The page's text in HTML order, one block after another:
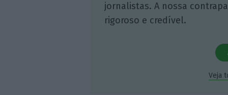
jornalistas. A nossa
rigoroso e credível.
Veja